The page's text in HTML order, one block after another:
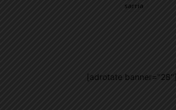
sarria
[adrotate banner="28"]